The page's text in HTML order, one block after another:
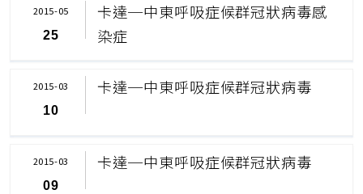
卡達─中東呼吸症候群冠狀病毒感
染症
2015-05
25
卡達─中東呼吸症候群冠狀病毒
2015-03
10
卡達─中東呼吸症候群冠狀病毒
2015-03
09